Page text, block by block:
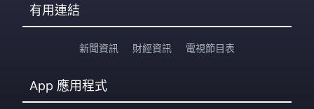
有用連結
新聞資訊 財經資訊 電視節目表
App 應用程式